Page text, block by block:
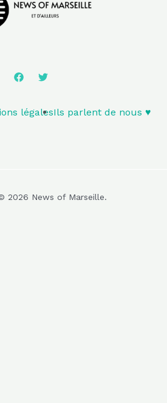
légalesIls parlent de nous ♥️
2026 News of Marseille.